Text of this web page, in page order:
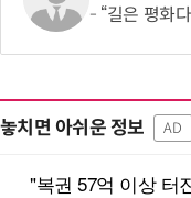
“길은 평화다”…'탐
놓치면 아쉬운 정보 AD